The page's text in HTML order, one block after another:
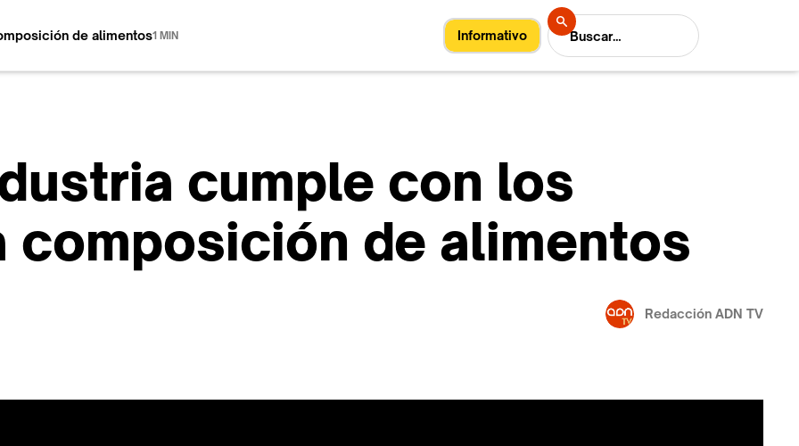
Informativo
de alimentos1 MIN
cumple con los
composición de alimentos
Redacción ADN TV